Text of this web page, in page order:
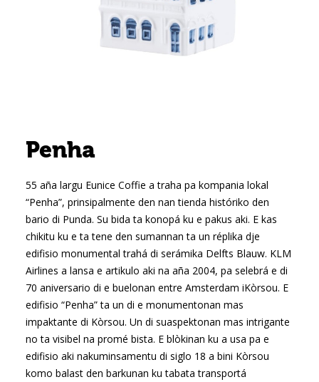
Penha
55 aña largu Eunice Coffie a traha pa kompania lokal
“Penha”, prinsipalmente den nan tienda históriko den
bario di Punda. Su bida ta konopá ku e pakus aki. E kas
chikitu ku e ta tene den sumannan ta un réplika dje
edifisio monumental trahá di serámika Delfts Blauw. KLM
Airlines a lansa e artikulo aki na aña 2004, pa selebrá e di
70 aniversario di e buelonan entre Amsterdam iKòrsou. E
edifisio “Penha” ta un di e monumentonan mas
impaktante di Kòrsou. Un di suaspektonan mas intrigante
no ta visibel na promé bista. E blòkinan ku a usa pa e
edifisio aki nakuminsamentu di siglo 18 a bini Kòrsou
komo balast den barkunan ku tabata transportá